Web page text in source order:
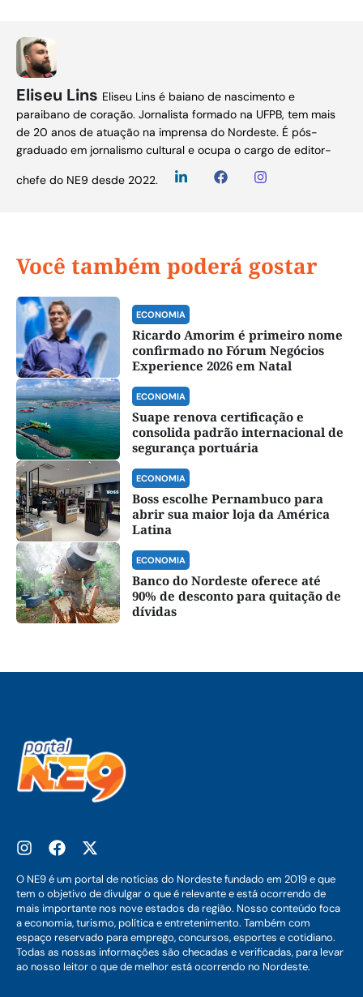
Eliseu Lins Eliseu Lins é baiano de nascimento e
paraibano de coração. Jornalista formado na UFPB, tem mais
de 20 anos de atuação na imprensa do Nordeste. É pós-
graduado em jornalismo cultural e ocupa o cargo de editor-
chefe do NE9 desde 2022.
Você também poderá gostar
ECONOMIA
Ricardo Amorim é primeiro nome
confirmado no Fórum Negócios
Experience 2026 em Natal
ECONOMIA
Suape renova certificação e
consolida padrão internacional de
segurança portuária
ECONOMIA
Boss escolhe Pernambuco para
abrir sua maior loja da América
Latina
ECONOMIA
Banco do Nordeste oferece até
90% de desconto para quitação de
dívidas
O NE9 é um portal de notícias do Nordeste fundado em 2019 e que
tem o objetivo de divulgar o que é relevante e está ocorrendo de
mais importante nos nove estados da região. Nosso conteúdo foca
a economia, turismo, política e entretenimento. Também com
espaço reservado para emprego, concursos, esportes e cotidiano.
Todas as nossas informações são checadas e verificadas, para levar
ao nosso leitor o que de melhor está ocorrendo no Nordeste.